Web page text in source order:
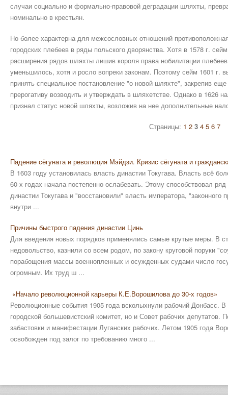
случаи социально и формально-правовой деградации шляхты,
номинально в крестьян.
Но более характерна для межсословных отношений
городских плебеев в ряды польского дворянства. Хотя в 1578 г.
расширения рядов шляхты лишив короля права нобилитации
уменьшилось, хотя и росло вопреки законам. Поэтому сейм 1601 г.
принять специальное постановление "о новой шляхте", закрепив
прерогативу возводить и утверждать в шляхетстве. Однако в 1626
признал статус новой шляхты, возложив на нее дополнительные
Страницы: 1 2 3 4 5 6 7
Падение сёгуната и революция Мэйдзи. Кризис сёгуната и
В 1603 году установилась власть династии Токугава. Власть всё
60-х годах начала постепенно ослабевать. Этому способствовал
династии Токугава и "восстановили" власть императора, "законного
внутри ...
Причины быстрого падения династии Цинь
Для введения новых порядков применялись самые крутые меры. В
недовольство, казнили со всем родом, по закону круговой поруки
порабощения массы военнопленных и осужденных судами число
огромным. Их труд ш ...
«Начало революционной карьеры К.Е.Ворошилова до 30-х годов»
Революционные события 1905 года всколыхнули рабочий Донбасс.
городской большевистский комитет, но и Совет рабочих депутатов.
забастовки и манифестации Луганских рабочих. Летом 1905 года
освобожден под залог по требованию много ...